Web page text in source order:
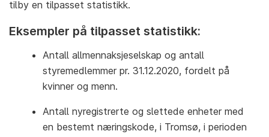
tilby en tilpasset statistikk.
Eksempler på tilpasset statistikk:
Antall allmennaksjeselskap og antall
styremedlemmer pr. 31.12.2020, fordelt på
kvinner og menn.
Antall nyregistrerte og slettede enheter med
en bestemt næringskode, i Tromsø, i perioden